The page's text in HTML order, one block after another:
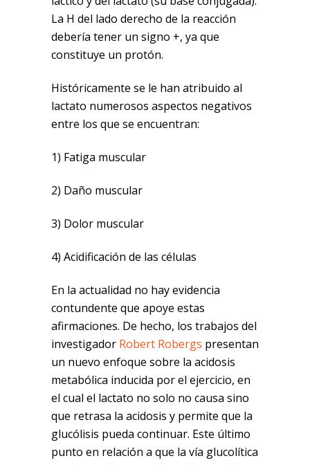
La H del lado derecho de la reacción
debería tener un signo +, ya que
constituye un protón.
Históricamente se le han atribuido al
lactato numerosos aspectos negativos
entre los que se encuentran:
1) Fatiga muscular
2) Daño muscular
3) Dolor muscular
4) Acidificación de las células
En la actualidad no hay evidencia
contundente que apoye estas
afirmaciones. De hecho, los trabajos del
investigador Robert Robergs presentan
un nuevo enfoque sobre la acidosis
metabólica inducida por el ejercicio, en
el cual el lactato no solo no causa sino
que retrasa la acidosis y permite que la
glucólisis pueda continuar. Este último
punto en relación a que la vía glucolítica